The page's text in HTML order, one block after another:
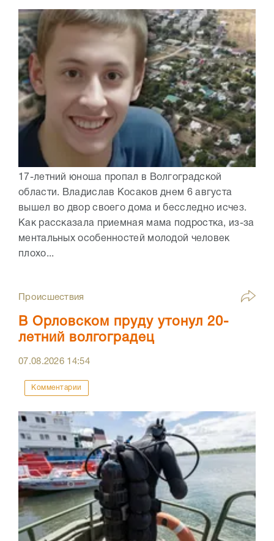
17-летний юноша пропал в Волгоградской
области. Владислав Косаков днем 6 августа
вышел во двор своего дома и бесследно исчез.
Как рассказала приемная мама подростка, из-за
ментальных особенностей молодой человек
плохо...
Происшествия
В Орловском пруду утонул 20-
летний волгоградец
07.08.2026 14:54
Комментарии